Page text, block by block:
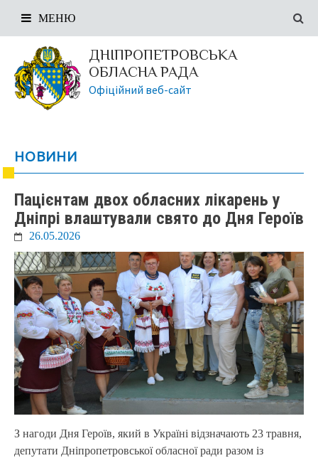
ДНІПРОПЕТРОВСЬКА
ОБЛАСНА РАДА
Офіційний веб-сайт
МЕНЮ
НОВИНИ
Пацієнтам двох обласних лікарень у
Дніпрі влаштували свято до Дня Героїв
26.05.2026
З нагоди Дня Героїв, який в Україні відзначають 23 травня,
депутати Дніпропетровської обласної ради разом із